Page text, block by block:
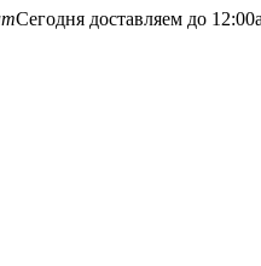
Сегодня доставляем до